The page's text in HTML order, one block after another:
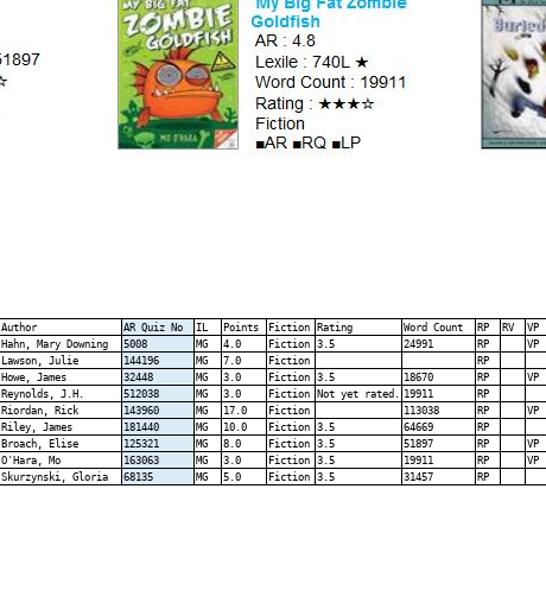
Author AR Quiz No IL Points Fiction Rating Word Count RP RV VP
Hahn, Mary Downing 5008 MG 4.0 Fiction 3.5 24991 RP VP
Lawson, Julie 144196 MG 7.0 Fiction RP
Howe, James 32448 MG 3.0 Fiction 3.5 18670 RP VP
Reynolds, J.H. 512038 MG 3.0 Fiction Not yet rated. 19911 RP
Riordan, Rick 143960 MG 17.0 Fiction 113038 RP VP
Riley, James 181440 MG 10.0 Fiction 3.5 64669 RP
Broach, Elise 125321 MG 8.0 Fiction 3.5 51897 RP VP
O'Hara, Mo 163063 MG 3.0 Fiction 3.5 19911 RP VP
Skurzynski, Gloria 68135 MG 5.0 Fiction 3.5 31457 RP